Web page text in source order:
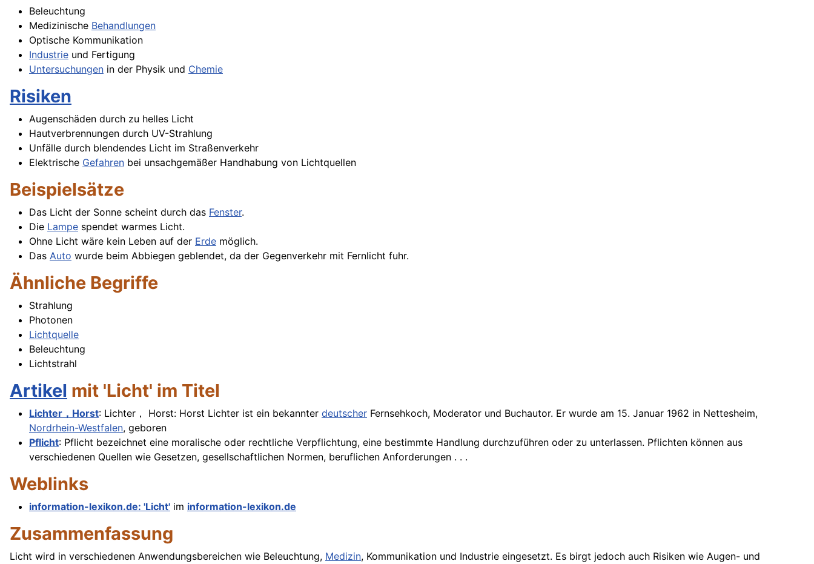
Beleuchtung
Medizinische Behandlungen
Optische Kommunikation
Industrie und Fertigung
Untersuchungen in der Physik und Chemie
Risiken
Augenschäden durch zu helles Licht
Hautverbrennungen durch UV-Strahlung
Unfälle durch blendendes Licht im Straßenverkehr
Elektrische Gefahren bei unsachgemäßer Handhabung von Lichtquellen
Beispielsätze
Das Licht der Sonne scheint durch das Fenster.
Die Lampe spendet warmes Licht.
Ohne Licht wäre kein Leben auf der Erde möglich.
Das Auto wurde beim Abbiegen geblendet, da der Gegenverkehr mit Fernlicht fuhr.
Ähnliche Begriffe
Strahlung
Photonen
Lichtquelle
Beleuchtung
Lichtstrahl
Artikel mit 'Licht' im Titel
Lichter，Horst: Lichter， Horst: Horst Lichter ist ein bekannter deutscher Fernsehkoch, Moderator und Buchautor. Er wurde am 15. Januar 1962 in Nettesheim,
Nordrhein-Westfalen, geboren
Pflicht: Pflicht bezeichnet eine moralische oder rechtliche Verpflichtung, eine bestimmte Handlung durchzuführen oder zu unterlassen. Pflichten können aus
verschiedenen Quellen wie Gesetzen, gesellschaftlichen Normen, beruflichen Anforderungen . . .
Weblinks
information-lexikon.de: 'Licht' im information-lexikon.de
Zusammenfassung
Licht wird in verschiedenen Anwendungsbereichen wie Beleuchtung, Medizin, Kommunikation und Industrie eingesetzt. Es birgt jedoch auch Risiken wie Augen- und